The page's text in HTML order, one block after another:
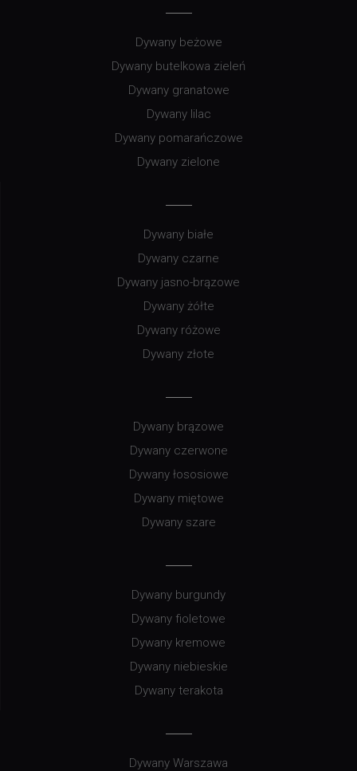
Dywany beżowe
Dywany butelkowa zieleń
Dywany granatowe
Dywany lilac
Dywany pomarańczowe
Dywany zielone
Dywany białe
Dywany czarne
Dywany jasno-brązowe
Dywany żółte
Dywany różowe
Dywany złote
Dywany brązowe
Dywany czerwone
Dywany łososiowe
Dywany miętowe
Dywany szare
Dywany burgundy
Dywany fioletowe
Dywany kremowe
Dywany niebieskie
Dywany terakota
Dywany Warszawa